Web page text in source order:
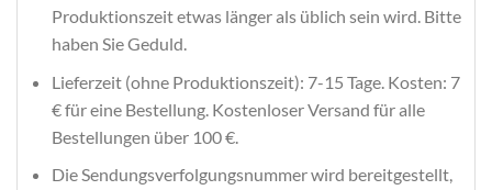
Produktionszeit etwas länger als üblich sein wird. Bitte
haben Sie Geduld.
Lieferzeit (ohne Produktionszeit): 7-15 Tage. Kosten: 7
€ für eine Bestellung. Kostenloser Versand für alle
Bestellungen über 100 €.
Die Sendungsverfolgungsnummer wird bereitgestellt,